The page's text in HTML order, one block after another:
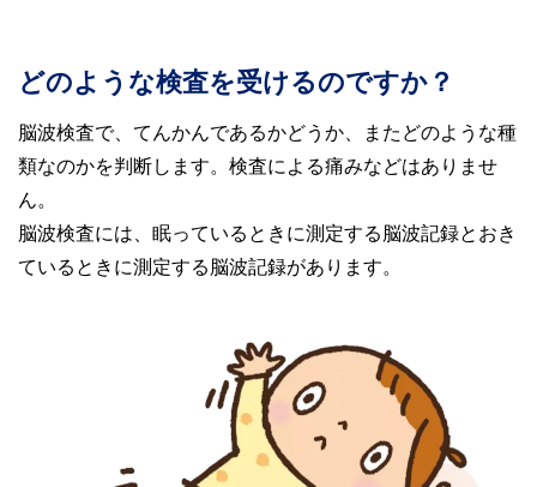
どのような検査を受けるのですか？
脳波検査で、てんかんであるかどうか、またどのような種
類なのかを判断します。検査による痛みなどはありませ
ん。
脳波検査には、眠っているときに測定する脳波記録とおき
ているときに測定する脳波記録があります。